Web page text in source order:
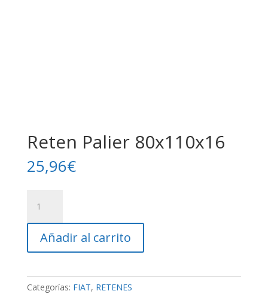
Reten Palier 80x110x16
25,96€
Palier
80x110x16
cantidad
Añadir al carrito
Categorías: FIAT, RETENES